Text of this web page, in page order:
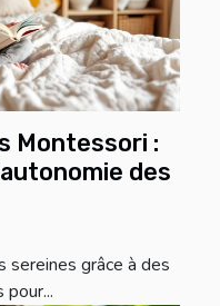
Montessori :
des
sereines grâce à des